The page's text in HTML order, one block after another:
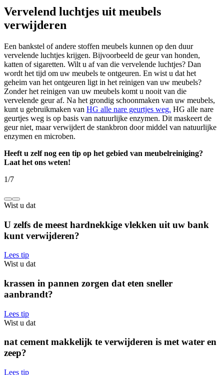
Vervelend luchtjes uit meubels
verwijderen
Een bankstel of andere stoffen meubels kunnen op den duur
vervelende luchtjes krijgen. Bijvoorbeeld de geur van honden,
katten of sigaretten. Wilt u af van die vervelende luchtjes? Dan
wordt het tijd om uw meubels te ontgeuren. En wist u dat het
geheim van het ontgeuren ligt in het reinigen van uw meubels?
Zonder het reinigen van uw meubels komt u nooit van die
vervelende geur af. Na het grondig schoonmaken van uw meubels,
kunt u gebruikmaken van HG alle nare geurtjes weg. HG alle nare
geurtjes weg is op basis van natuurlijke enzymen. Dit maskeert de
geur niet, maar verwijdert de stankbron door middel van natuurlijke
enzymen en microben.
Heeft u zelf nog een tip op het gebied van meubelreiniging?
Laat het ons weten!
1/7
Wist u dat
U zelfs de meest hardnekkige vlekken uit uw bank
kunt verwijderen?
Lees tip
Wist u dat
krassen in pannen zorgen dat eten sneller
aanbrandt?
Lees tip
Wist u dat
nat cement makkelijk te verwijderen is met water en
zeep?
Lees tip